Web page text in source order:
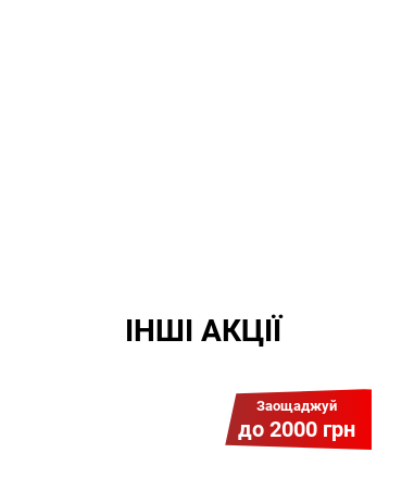
ІНШІ АКЦІЇ
Заощаджуй
до 2000 грн